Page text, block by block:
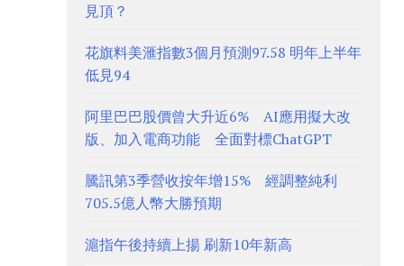
見頂？
花旗料美滙指數3個月預測97.58 明年上半年
低見94
阿里巴巴股價曾大升近6% AI應用擬大改
版、加入電商功能 全面對標ChatGPT
騰訊第3季營收按年增15% 經調整純利
705.5億人幣大勝預期
滬指午後持續上揚 刷新10年新高